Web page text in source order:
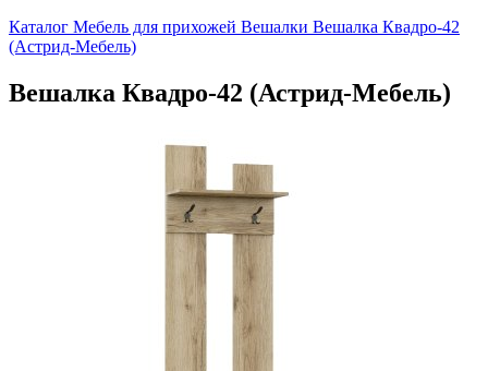
Каталог Мебель для прихожей Вешалки Вешалка Квадро-42
(Астрид-Мебель)
Вешалка Квадро-42 (Астрид-Мебель)